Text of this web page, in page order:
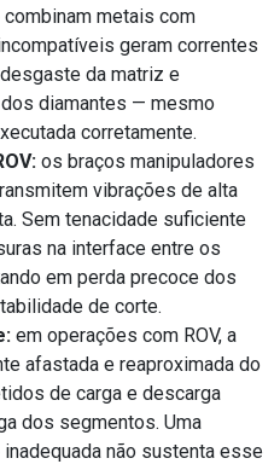
metais com
geram correntes
da matriz e
diamantes — mesmo
corretamente.
os braços manipuladores
vibrações de alta
Sem tenacidade suficiente
na interface entre os
em perda precoce dos
de corte.
em operações com ROV, a
afastada e reaproximada do
de carga e descarga
dos segmentos. Uma
não sustenta esse